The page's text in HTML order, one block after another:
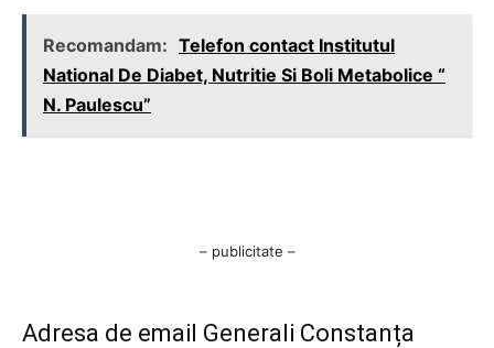
Recomandam: Telefon contact Institutul
National De Diabet, Nutritie Si Boli Metabolice “
N. Paulescu”
– publicitate –
Adresa de email Generali Constanța